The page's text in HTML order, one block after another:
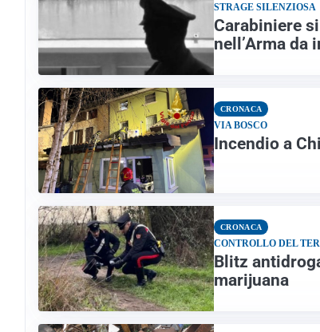
STRAGE SILENZIOSA
Carabiniere
nell’Arma da
CRONACA
VIA BOSCO
Incendio a
CRONACA
CONTROLLO DEL
Blitz
marijuana